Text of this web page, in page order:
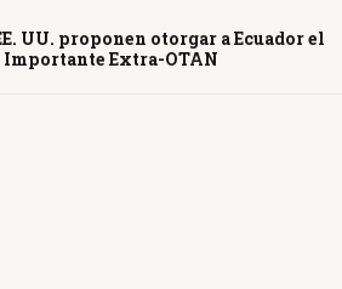
UU. proponen otorgar a Ecuador el
Extra-OTAN